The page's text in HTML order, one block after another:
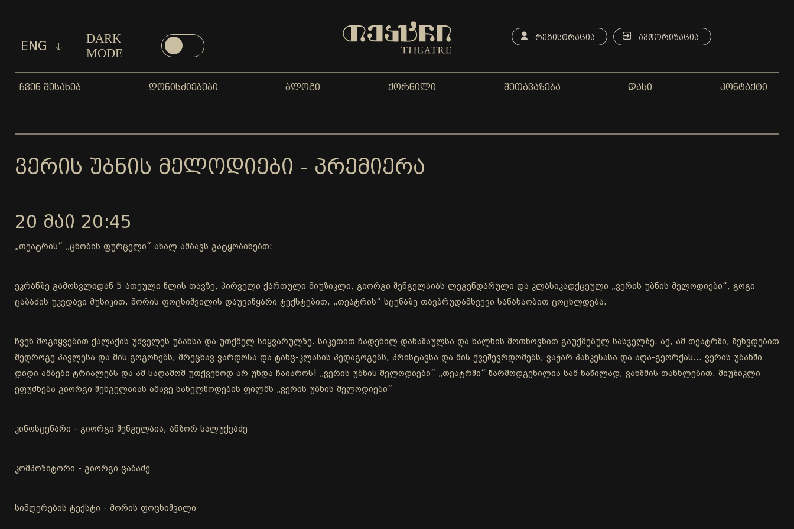
ENG
DARK
MODE
ᲠᲔᲒᲘᲡᲢᲠᲐᲪᲘᲐ ᲐᲕᲢᲝᲠᲘᲖᲐᲪᲘᲐ
ᲩᲕᲔᲜ ᲨᲔᲡᲐᲮᲔᲑ ᲦᲝᲜᲘᲡᲫᲘᲔᲑᲔᲑᲘ ᲑᲚᲝᲒᲘ ᲥᲝᲠᲬᲘᲚᲘ ᲨᲔᲗᲐᲕᲐᲖᲔᲑᲐ ᲓᲐᲡᲘ ᲙᲝᲜᲢᲐᲥᲢᲘ
ᲕᲔᲠᲘᲡ ᲣᲑᲜᲘᲡ ᲛᲔᲚᲝᲓᲘᲔᲑᲘ - ᲞᲠᲔᲛᲘᲔᲠᲐ
20 ᲛᲐᲘ 20:45
„თეატრის“ „ცნობის ფურცელი“ ახალ ამბავს გატყობინებთ:
ეკრანზე გამოსვლიდან 5 ათეული წლის თავზე, პირველი ქართული მიუზიკლი, გიორგი შენგელაიას ლეგენდარული და კლასიკადქცეული „ვერის უბნის მელოდიები“, გოგი
ცაბაძის უკვდავი მუსიკით, მორის ფოცხიშვილის დაუვიწყარი ტექსტებით, „თეატრის“ სცენაზე თავბრუდამხვევი სანახაობით ცოცხლდება.
ჩვენ მოგიყვებით ქალაქის უძველეს უბანსა და უთქმელ სიყვარულზე. სიკეთით ჩადენილ დანაშაულსა და ხალხის მოთხოვნით გაუქმებულ სასჯელზე. აქ, ამ თეატრში, შეხვდებით
მედროგე პავლესა და მის გოგონებს, მრეცხავ ვარდოსა და ტანც-კლასის პედაგოგებს, პრისტავსა და მის ქვეშევრდომებს, ვაჭარ პანკესასა და აღა-გეორქას... ვერის უბანში
დიდი ამბები ტრიალებს და ამ საღამომ უთქვენოდ არ უნდა ჩაიაროს! „ვერის უბნის მელოდიები“ „თეატრში“ წარმოდგენილია სამ ნაწილად, ვახშმის თანხლებით. მიუზიკლი
ეფუძნება გიორგი შენგელაიას ამავე სახელწოდების ფილმს „ვერის უბნის მელოდიები“
კინოსცენარი - გიორგი შენგელაია, ანზორ სალუქვაძე
კომპოზიტორი - გიორგი ცაბაძე
სიმღერების ტექსტი - მორის ფოცხიშვილი